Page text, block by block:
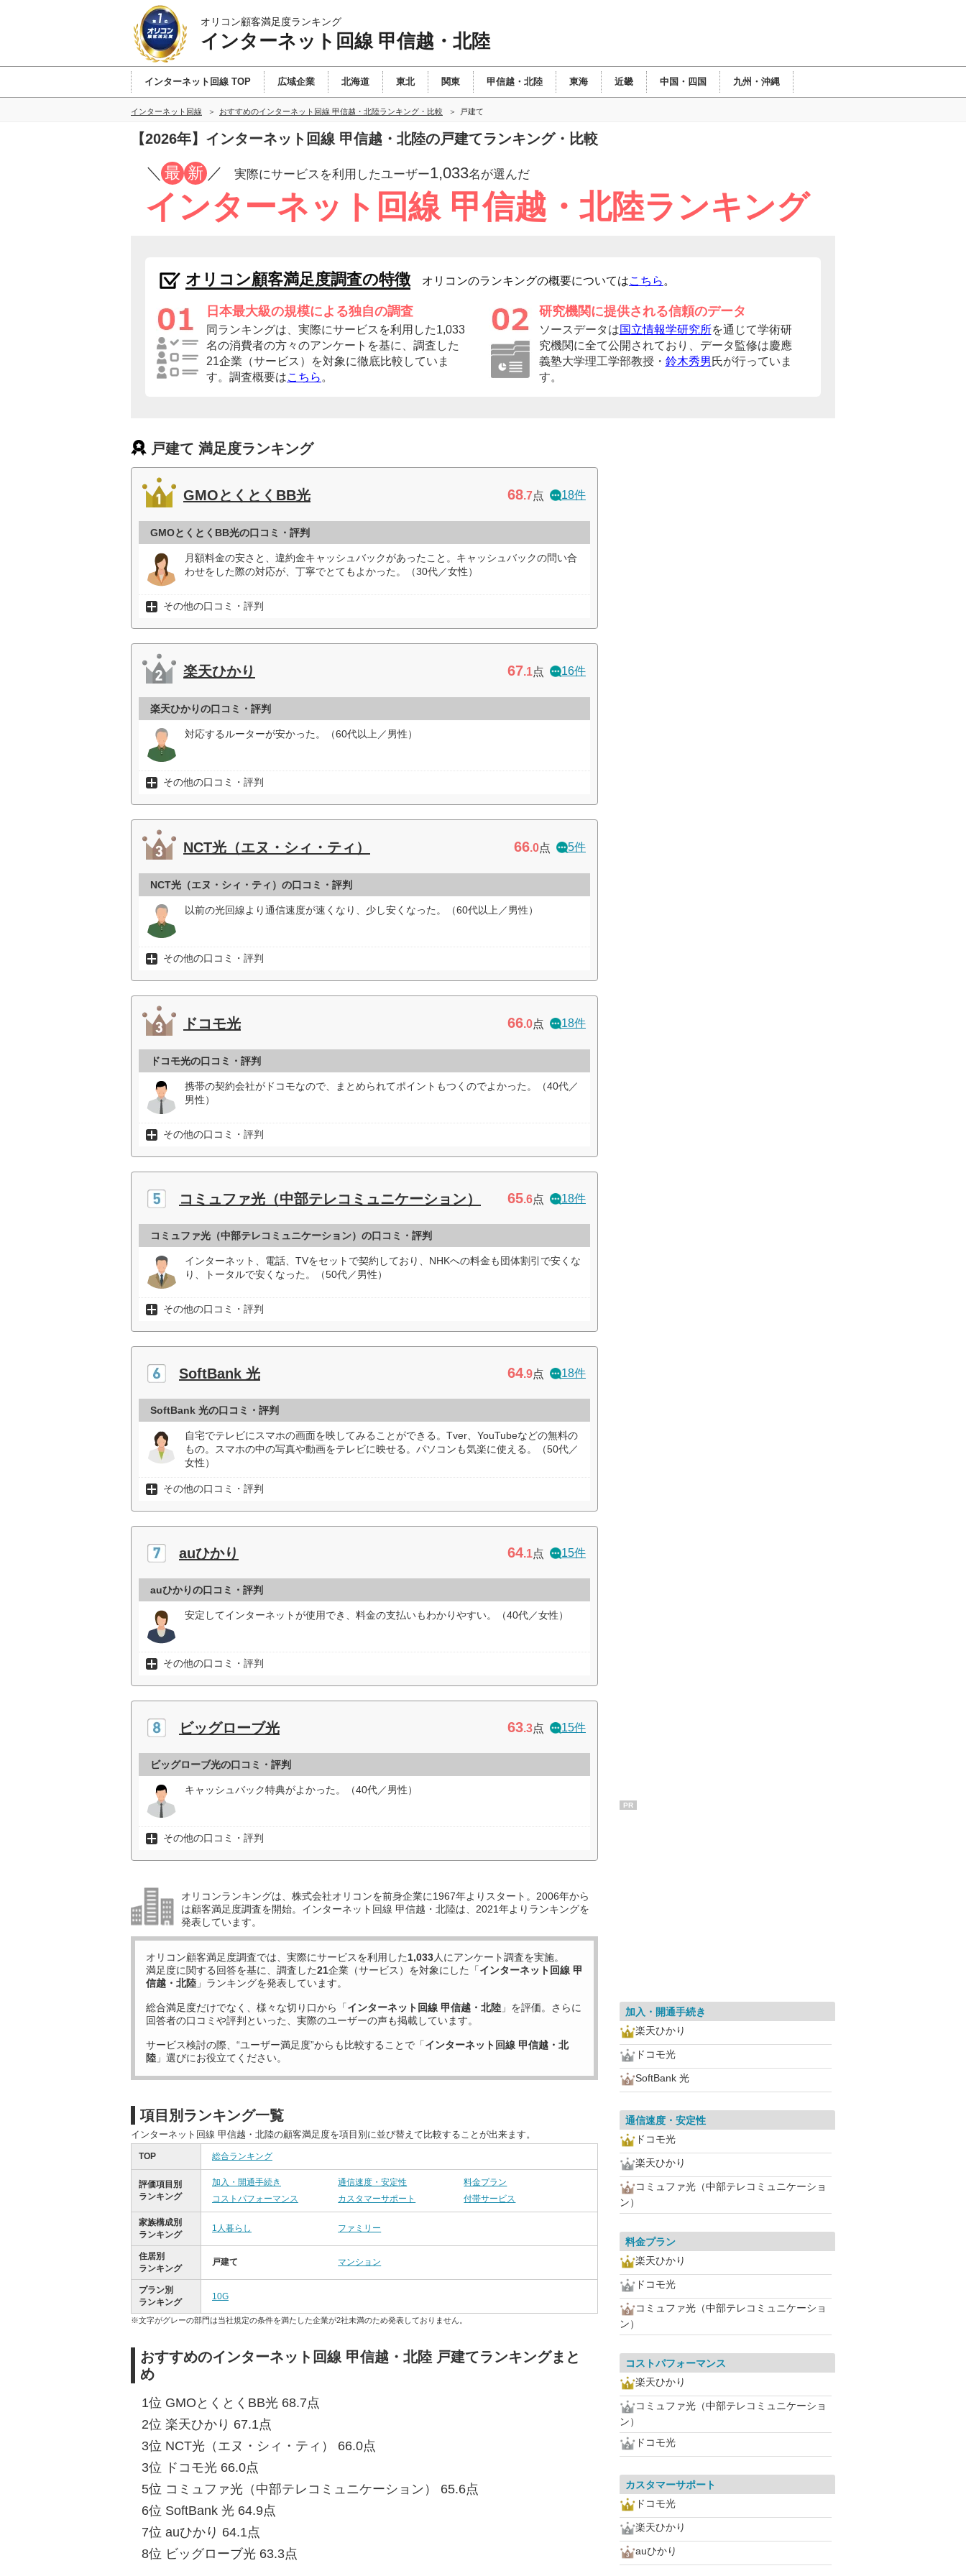
オリコン顧客満足度ランキング
インターネット回線 甲信越・北陸
インターネット回線 TOP 広域企業 北海道 東北 関東 甲信越・北陸 東海 近畿 中国・四国 九州・沖縄
インターネット回線 おすすめのインターネット回線 甲信越・北陸ランキング・比較 戸建て
【2026年】インターネット回線 甲信越・北陸の戸建てランキング・比較
／ 最 新 ／ 実際にサービスを利用したユーザー1,033名が選んだ
インターネット回線 甲信越・北陸ランキング
オリコン顧客満足度調査の特徴 オリコンのランキングの概要についてはこちら 。
日本最大級の規模による独自の調査
同ランキングは、実際にサービスを利用した1,033
名の消費者の方々のアンケートを基に、調査した
21企業（サービス）を対象に徹底比較していま
す。調査概要はこちら 。
研究機関に提供される信頼のデータ
ソースデータは国立情報学研究所を通じて学術研
究機関に全て公開されており、データ監修は慶應
義塾大学理工学部教授・ 鈴木秀男 氏が行っていま
す。
戸建て 満足度ランキング
GMOとくとくBB光 68.7点 18件
GMOとくとくBB光の口コミ・評判
月額料金の安さと、違約金キャッシュバックがあったこと。キャッシュバックの問い合
わせをした際の対応が、丁寧でとてもよかった。（30代／女性）
その他の口コミ・評判
楽天ひかり 67.1点 16件
楽天ひかりの口コミ・評判
対応するルーターが安かった。（60代以上／男性）
その他の口コミ・評判
NCT光（エヌ・シィ・ティ） 66.0点 5件
NCT光（エヌ・シィ・ティ）の口コミ・評判
以前の光回線より通信速度が速くなり、少し安くなった。（60代以上／男性）
その他の口コミ・評判
ドコモ光 66.0点 18件
ドコモ光の口コミ・評判
携帯の契約会社がドコモなので、まとめられてポイントもつくのでよかった。（40代／
男性）
その他の口コミ・評判
コミュファ光（中部テレコミュニケーション） 65.6点 18件
コミュファ光（中部テレコミュニケーション）の口コミ・評判
インターネット、電話、TVをセットで契約しており、NHKへの料金も団体割引で安くな
り、トータルで安くなった。（50代／男性）
その他の口コミ・評判
SoftBank 光 64.9点 18件
SoftBank 光の口コミ・評判
自宅でテレビにスマホの画面を映してみることができる。Tver、YouTubeなどの無料の
もの。スマホの中の写真や動画をテレビに映せる。パソコンも気楽に使える。（50代／
女性）
その他の口コミ・評判
auひかり 64.1点 15件
auひかりの口コミ・評判
安定してインターネットが使用でき、料金の支払いもわかりやすい。（40代／女性）
その他の口コミ・評判
ビッグローブ光 63.3点 15件
ビッグローブ光の口コミ・評判
キャッシュバック特典がよかった。（40代／男性）
その他の口コミ・評判
オリコンランキングは、株式会社オリコンを前身企業に1967年よりスタート。2006年から
は顧客満足度調査を開始。インターネット回線 甲信越・北陸は、2021年よりランキングを
発表しています。
オリコン顧客満足度調査では、実際にサービスを利用した1,033人にアンケート調査を実施。
満足度に関する回答を基に、調査した21企業（サービス）を対象にした「インターネット回線 甲
信越・北陸 」ランキングを発表しています。
総合満足度だけでなく、様々な切り口から「インターネット回線 甲信越・北陸 」を評価。さらに
回答者の口コミや評判といった、実際のユーザーの声も掲載しています。
サービス検討の際、“ユーザー満足度”からも比較することで「インターネット回線 甲信越・北
陸 」選びにお役立てください。
項目別ランキング一覧
インターネット回線 甲信越・北陸の顧客満足度を項目別に並び替えて比較することが出来ます。
TOP 総合ランキング
評価項目別
ランキング
加入・開通手続き 通信速度・安定性
料金プラン
コストパフォーマンス
カスタマーサポート 付帯サービス
家族構成別
ランキング
1人暮らし ファミリー
住居別
ランキング
戸建て マンション
プラン別
ランキング
10G
※文字がグレーの部門は当社規定の条件を満たした企業が2社未満のため発表しておりません。
おすすめのインターネット回線 甲信越・北陸 戸建てランキングまと
め
1位 GMOとくとくBB光 68.7点
2位 楽天ひかり 67.1点
3位 NCT光（エヌ・シィ・ティ） 66.0点
3位 ドコモ光 66.0点
5位 コミュファ光（中部テレコミュニケーション） 65.6点
6位 SoftBank 光 64.9点
7位 auひかり 64.1点
8位 ビッグローブ光 63.3点
PR
加入・開通手続き
楽天ひかり
ドコモ光
SoftBank 光
通信速度・安定性
ドコモ光
楽天ひかり
コミュファ光（中部テレコミュニケーショ
ン）
料金プラン
楽天ひかり
ドコモ光
コミュファ光（中部テレコミュニケーショ
ン）
コストパフォーマンス
楽天ひかり
コミュファ光（中部テレコミュニケーショ
ン）
ドコモ光
カスタマーサポート
ドコモ光
楽天ひかり
auひかり